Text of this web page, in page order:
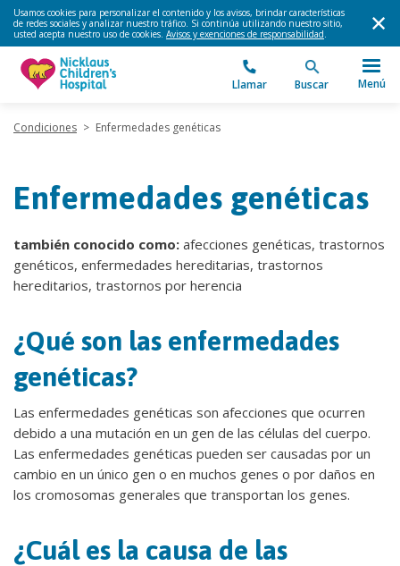
Usamos cookies para personalizar el contenido y los avisos, brindar características
de redes sociales y analizar nuestro tráfico. Si continúa utilizando nuestro sitio,
usted acepta nuestro uso de cookies. Avisos y exenciones de responsabilidad.
Llamar Buscar Menú
Condiciones > Enfermedades genéticas
Enfermedades genéticas
también conocido como: afecciones genéticas, trastornos
genéticos, enfermedades hereditarias, trastornos
hereditarios, trastornos por herencia
¿Qué son las enfermedades
genéticas?
Las enfermedades genéticas son afecciones que ocurren
debido a una mutación en un gen de las células del cuerpo.
Las enfermedades genéticas pueden ser causadas por un
cambio en un único gen o en muchos genes o por daños en
los cromosomas generales que transportan los genes.
¿Cuál es la causa de las